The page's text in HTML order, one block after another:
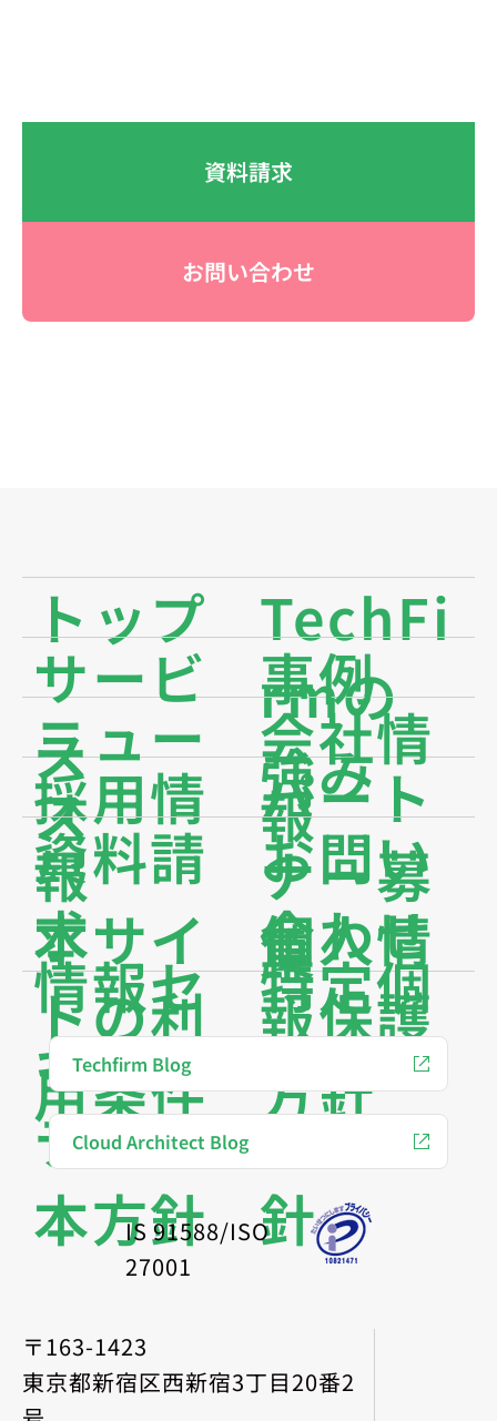
お問い合わせ
資料請求
トップ
採用情
報
ニュー
ス
本サイ
トの利
用条件
サービ
ス
資料請
求
情報セ
キュリ
ティ基
本方針
TechFi
rmの
強み
パート
ナー募
集
会社情
報
個人情
報保護
方針
事例
お問い
合わせ
特定個
人情報
保護方
針
Techfirm Blog
Cloud Architect Blog
IS 91588/ISO
27001
〒163-1423
東京都新宿区西新宿3丁目20番2